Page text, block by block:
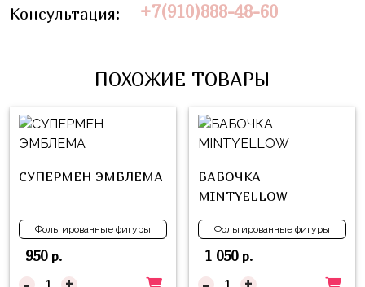
Консультация: +7(910)888-48-60
ПОХОЖИЕ ТОВАРЫ
СУПЕРМЕН ЭМБЛЕМА
Фольгированные фигуры
950р.
БАБОЧКА
MINTYELLOW
Фольгированные фигуры
1 050р.
81
Фольгированные
шары
с
Фольгированные
фигуры
Мальчик
или
ми-
Свинка
Малышарики
Сердце
Мой
Маленький
ул.